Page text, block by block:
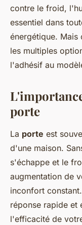
contre le froid,
essentiel dans
énergétique.
les multiples
l'adhésif au
porte
La porte est
d'une maison.
s'échappe et le
augmentation de
inconfort
réponse rapide et
l'efficacité de